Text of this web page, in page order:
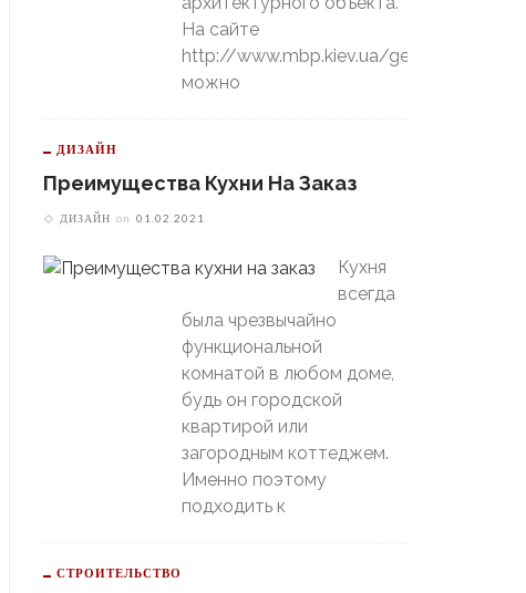
«Автомобилист» Вышел В
Плей-Офф, Даже Не Доиграв
В Свердловской Области
Пойдет Сильный Снег, А
Потом Резко Похолодает
На сайте
http://www.mbp.kiev.ua/geology
можно
ДИЗАЙН
Преимущества Кухни На Заказ
ДИЗАЙН on 01.02.2021
Кухня
всегда
была чрезвычайно
функциональной
комнатой в любом доме,
будь он городской
квартирой или
загородным коттеджем.
Именно поэтому
подходить к
СТРОИТЕЛЬСТВО